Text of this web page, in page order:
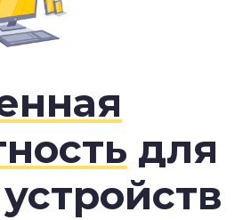
для